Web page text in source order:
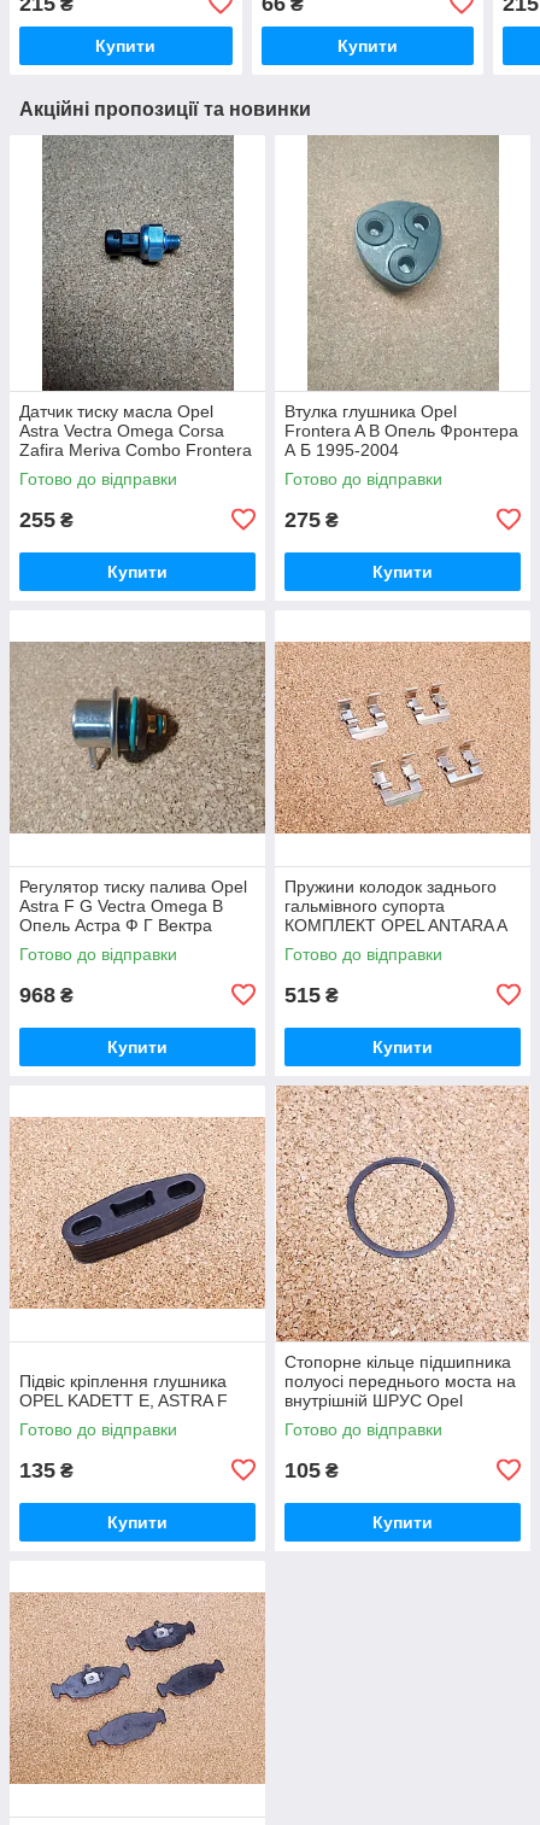
Купити Купити
Акційні пропозиції та новинки
Датчик тиску масла Opel
Astra Vectra Omega Corsa
Zafira Meriva Combo Frontera
Опель Фронтера Астра
Вектра Омега Корса Зафіра
Готово до відправки
255 ₴
Купити
Втулка глушника Opel
Frontera A B Опель Фронтера
А Б 1995-2004
Готово до відправки
275 ₴
Купити
Регулятор тиску палива Opel
Astra F G Vectra Omega B
Опель Астра Ф Г Вектра
Омега
Готово до відправки
968 ₴
Купити
Пружини колодок заднього
гальмівного супорта
КОМПЛЕКТ OPEL ANTARA A
(L07) CHEVROLET CAPTIVA
(C100, C140) 2.4 2006.06-
Готово до відправки
515 ₴
Купити
Підвіс кріплення глушника
OPEL KADETT E, ASTRA F
Готово до відправки
135 ₴
Купити
Стопорне кільце підшипника
полуосі переднього моста на
внутрішній ШРУС Opel
Frontera Опель Фронтера
Готово до відправки
105 ₴
Купити